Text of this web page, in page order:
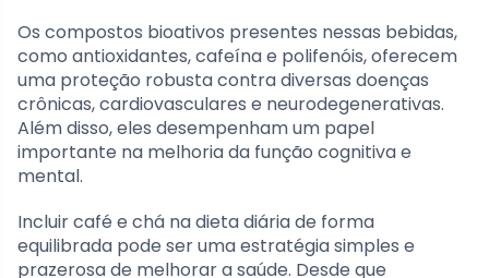
Os compostos bioativos presentes nessas bebidas,
como antioxidantes, cafeína e polifenóis, oferecem
uma proteção robusta contra diversas doenças
crônicas, cardiovasculares e neurodegenerativas.
Além disso, eles desempenham um papel
importante na melhoria da função cognitiva e
mental.
Incluir café e chá na dieta diária de forma
equilibrada pode ser uma estratégia simples e
prazerosa de melhorar a saúde. Desde que